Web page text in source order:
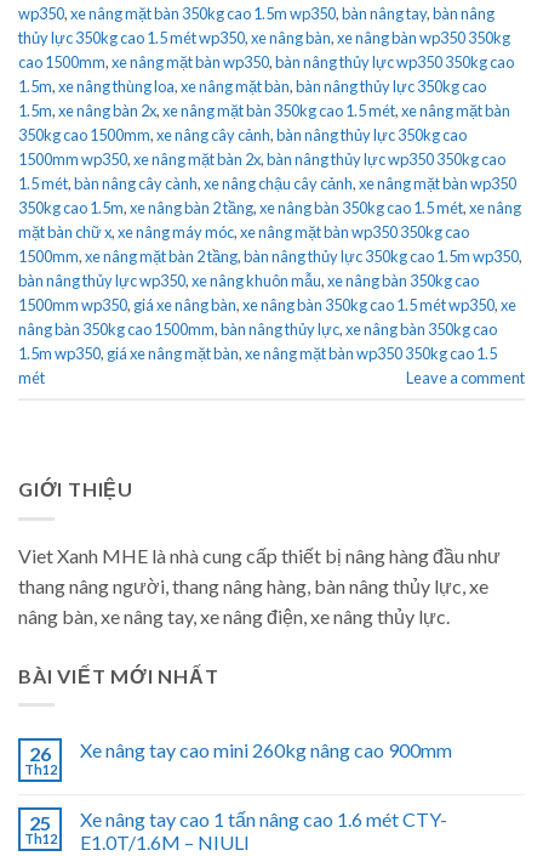
wp350,xe nâng mặt bàn 350kg cao 1.5m wp350,bàn nâng tay,bàn nâng
thủy lực 350kg cao 1.5 mét wp350,xe nâng bàn,xe nâng bàn wp350 350kg
cao 1500mm,xe nâng mặt bàn wp350,bàn nâng thủy lực wp350 350kg cao
1.5m,xe nâng thùng loa,xe nâng mặt bàn,bàn nâng thủy lực 350kg cao
1.5m,xe nâng bàn 2x,xe nâng mặt bàn 350kg cao 1.5 mét,xe nâng mặt bàn
350kg cao 1500mm,xe nâng cây cảnh,bàn nâng thủy lực 350kg cao
1500mm wp350,xe nâng mặt bàn 2x,bàn nâng thủy lực wp350 350kg cao
1.5 mét,bàn nâng cây cành,xe nâng chậu cây cảnh,xe nâng mặt bàn wp350
350kg cao 1.5m,xe nâng bàn 2 tầng,xe nâng bàn 350kg cao 1.5 mét,xe nâng
mặt bàn chữ x,xe nâng máy móc,xe nâng mặt bàn wp350 350kg cao
1500mm,xe nâng mặt bàn 2 tầng,bàn nâng thủy lực 350kg cao 1.5m wp350,
bàn nâng thủy lực wp350,xe nâng khuôn mẫu,xe nâng bàn 350kg cao
1500mm wp350, giá xe nâng bàn,xe nâng bàn 350kg cao 1.5 mét wp350,xe
nâng bàn 350kg cao 1500mm,bàn nâng thủy lực,xe nâng bàn 350kg cao
1.5m wp350, giá xe nâng mặt bàn,xe nâng mặt bàn wp350 350kg cao 1.5
mét
Leave a comment
GIỚI THIỆU
Viet Xanh MHE là nhà cung cấp thiết bị nâng hàng đầu như
thang nâng người, thang nâng hàng, bàn nâng thủy lực, xe
nâng bàn, xe nâng tay, xe nâng điện, xe nâng thủy lực.
BÀI VIẾT MỚI NHẤT
26
Th12
Xe nâng tay cao mini 260kg nâng cao 900mm
25
Th12
Xe nâng tay cao 1 tấn nâng cao 1.6 mét CTY-
E1.0T/1.6M – NIULI